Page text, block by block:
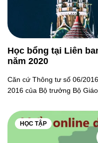
Học bổng tại Liên
năm 2020
Căn cứ Thông tư số 06/
2016 của Bộ trưởng Bộ
HỌC TẬP